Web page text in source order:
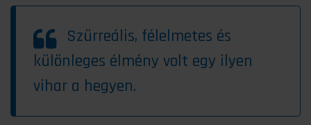
Szürreális, félelmetes és
különleges élmény volt egy ilyen
vihar a hegyen.